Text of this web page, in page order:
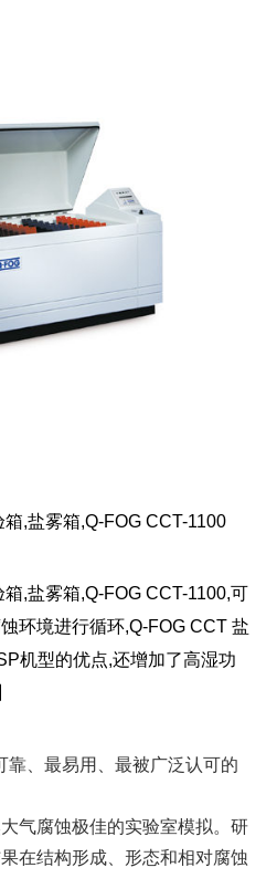
,盐雾箱,Q-FOG CCT-1100
,盐雾箱,Q-FOG CCT-1100,可
环境进行循环,Q-FOG CCT 盐
机型的优点,还增加了高湿功
靠、最易用、最被广泛认可的
气腐蚀极佳的实验室模拟。研
在结构形成、形态和相对腐蚀